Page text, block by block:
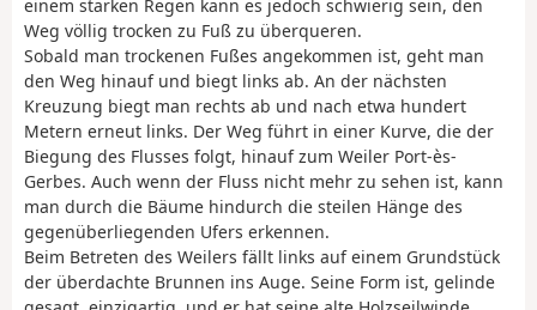
einem starken Regen kann es jedoch schwierig sein, den
Weg völlig trocken zu Fuß zu überqueren.
Sobald man trockenen Fußes angekommen ist, geht man
den Weg hinauf und biegt links ab. An der nächsten
Kreuzung biegt man rechts ab und nach etwa hundert
Metern erneut links. Der Weg führt in einer Kurve, die der
Biegung des Flusses folgt, hinauf zum Weiler Port-ès-
Gerbes. Auch wenn der Fluss nicht mehr zu sehen ist, kann
man durch die Bäume hindurch die steilen Hänge des
gegenüberliegenden Ufers erkennen.
Beim Betreten des Weilers fällt links auf einem Grundstück
der überdachte Brunnen ins Auge. Seine Form ist, gelinde